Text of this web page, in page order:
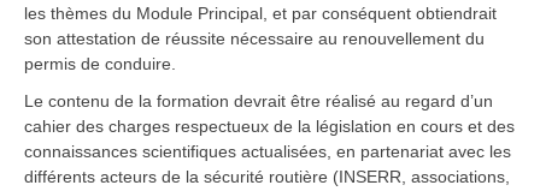
les thèmes du Module Principal, et par conséquent obtiendrait
son attestation de réussite nécessaire au renouvellement du
permis de conduire.
Le contenu de la formation devrait être réalisé au regard d’un
cahier des charges respectueux de la législation en cours et des
connaissances scientifiques actualisées, en partenariat avec les
différents acteurs de la sécurité routière (INSERR, associations,